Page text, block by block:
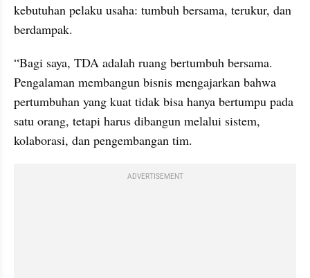
kebutuhan pelaku usaha: tumbuh bersama, terukur, dan
berdampak.
“Bagi saya, TDA adalah ruang bertumbuh bersama.
Pengalaman membangun bisnis mengajarkan bahwa
pertumbuhan yang kuat tidak bisa hanya bertumpu pada
satu orang, tetapi harus dibangun melalui sistem,
kolaborasi, dan pengembangan tim.
ADVERTISEMENT